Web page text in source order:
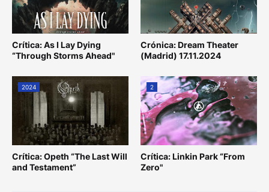
Crítica: As I Lay Dying
“Through Storms Ahead"
Crónica: Dream Theater
(Madrid) 17.11.2024
2024
Crítica: Opeth “The Last Will
and Testament”
2
Crítica: Linkin Park “From
Zero"